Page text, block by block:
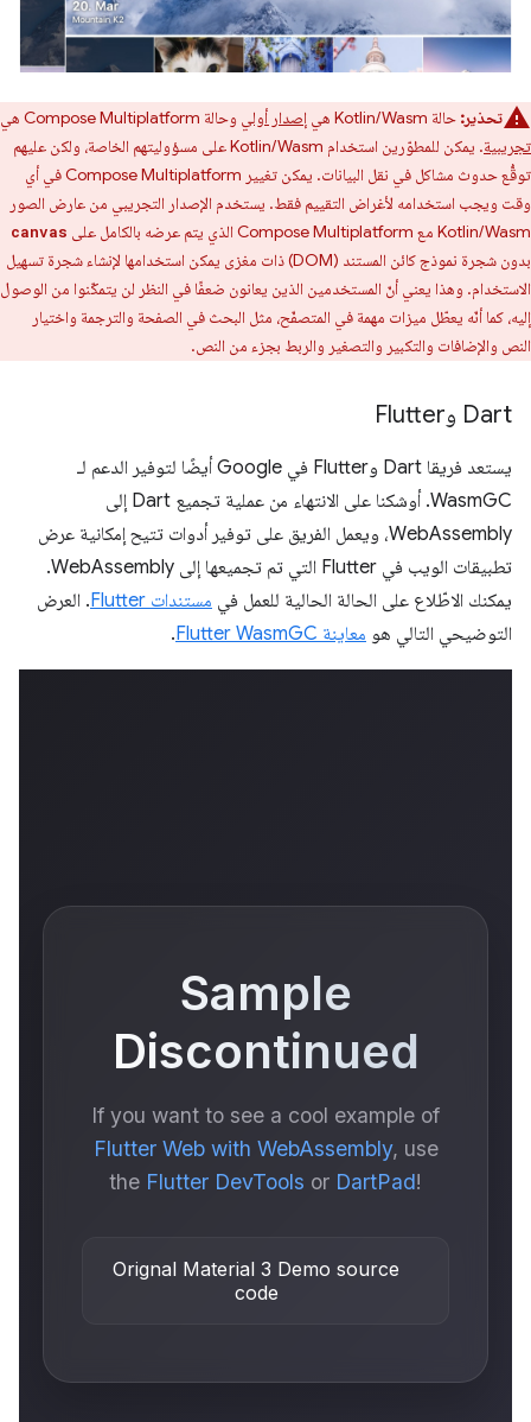
تحذير: حالة Kotlin/Wasm هي إصدار أولي وحالة Compose Multiplatform هي
تجريبية
. يمكن للمطوّرين استخدام Kotlin/Wasm على مسؤوليتهم الخاصة، ولكن عليهم
توقُّع حدوث مشاكل في نقل البيانات. يمكن تغيير Compose Multiplatform في أي
وقت ويجب استخدامه لأغراض التقييم فقط. يستخدم الإصدار التجريبي من عارض الصور
Kotlin/Wasm مع Compose Multiplatform الذي يتم عرضه بالكامل على
canvas
بدون شجرة نموذج كائن المستند (DOM) ذات مغزى يمكن استخدامها لإنشاء شجرة تسهيل
الاستخدام. وهذا يعني أنّ المستخدمين الذين يعانون ضعفًا في النظر لن يتمكّنوا من الوصول
إليه، كما أنّه يعطّل ميزات مهمة في المتصفّح، مثل البحث في الصفحة والترجمة واختيار
النص والإضافات والتكبير والتصغير والربط بجزء من النص.
Dart وFlutter
يستعد فريقا Dart وFlutter في Google أيضًا لتوفير الدعم لـ
WasmGC. أوشكنا على الانتهاء من عملية تجميع Dart إلى
WebAssembly، ويعمل الفريق على توفير أدوات تتيح إمكانية عرض
تطبيقات الويب في Flutter التي تم تجميعها إلى WebAssembly.
يمكنك الاطّلاع على الحالة الحالية للعمل في مستندات Flutter
. العرض
التوضيحي التالي هو معاينة Flutter WasmGC .